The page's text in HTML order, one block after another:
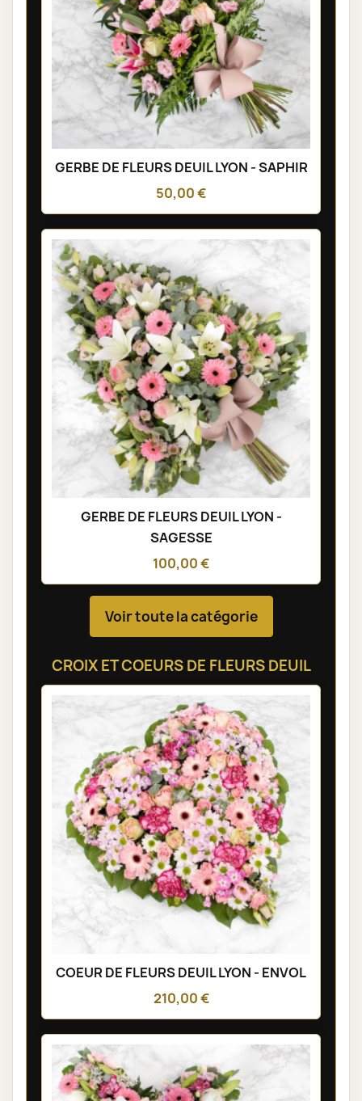
GERBE DE FLEURS DEUIL LYON - SAPHIR
50,00 €
GERBE DE FLEURS DEUIL LYON -
SAGESSE
100,00 €
Voir toute la catégorie
CROIX ET COEURS DE FLEURS DEUIL
COEUR DE FLEURS DEUIL LYON - ENVOL
210,00 €